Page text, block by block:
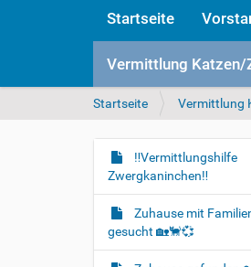
Startseite
Vermittlung Katzen/
S
e
n
i
Startseite Vermittlung
N
a
v
i
g
‼️Vermittlungshilfe
Zwergkaninchen‼️
Zuhause mit
gesucht 🏡🐈‍💞